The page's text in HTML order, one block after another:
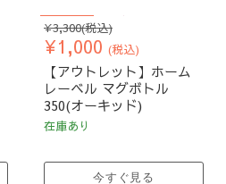
元
の
価
格
¥3,300(税込)
現
在
の
価
格
¥1,000 (税込)
【アウトレット】ホーム
レーベル マグボトル
350(オーキッド)
在庫あり
今すぐ見る